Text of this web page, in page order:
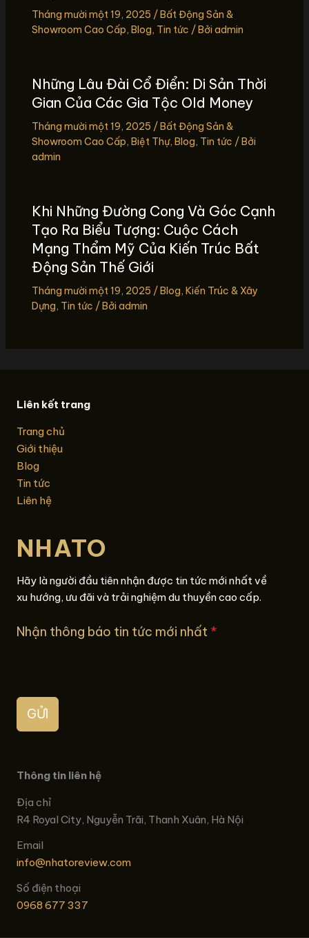
Tháng mười một 19, 2025 /Bất Động Sản &
Showroom Cao Cấp, Blog, Tin tức / Bởi admin
Những Lâu Đài Cổ Điển: Di Sản Thời
Gian Của Các Gia Tộc Old Money
Tháng mười một 19, 2025 /Bất Động Sản &
Showroom Cao Cấp, Biệt Thự, Blog, Tin tức / Bởi
admin
Khi Những Đường Cong Và Góc Cạnh
Tạo Ra Biểu Tượng: Cuộc Cách
Mạng Thẩm Mỹ Của Kiến Trúc Bất
Động Sản Thế Giới
Tháng mười một 19, 2025 /Blog, Kiến Trúc & Xây
Dựng, Tin tức / Bởi admin
Liên kết trang
Trang chủ
Giới thiệu
Blog
Tin tức
Liên hệ
NHATO
Hãy là người đầu tiên nhận được tin tức mới nhất về
xu hướng, ưu đãi và trải nghiệm du thuyền cao cấp.
Nhận thông báo tin tức mới nhất *
GỬI
Thông tin liên hệ
Địa chỉ
R4 Royal City, Nguyễn Trãi, Thanh Xuân, Hà Nội
Email
info@nhatoreview.com
Số điện thoại
0968 677 337